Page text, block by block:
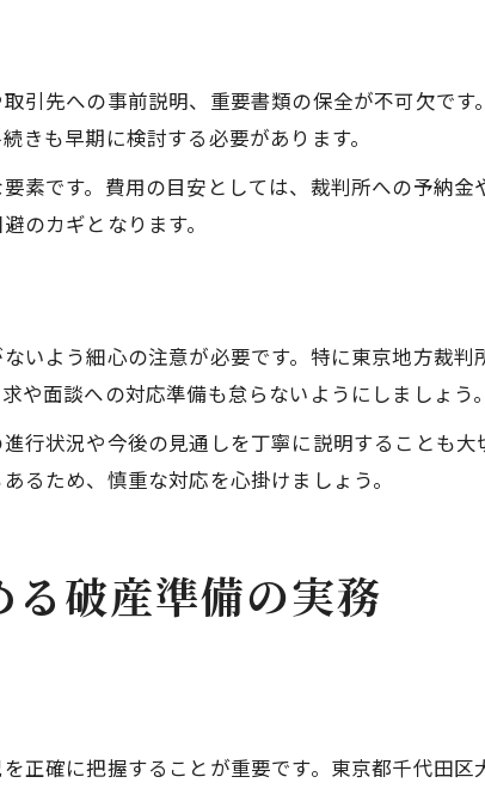
法人破産を実現する具体的な道筋
産を円滑に進めるための実践的手順
続き全体の進行管理と段取りのコツ
ズな破産実現に必要な準備事項とは
引先への事前説明、重要書類の保全が不可欠です
きも早期に検討する必要があります。
素です。費用の目安としては、裁判所への予納
のカギとなります。
いよう細心の注意が必要です。特に東京地方裁
面談への対応準備も怠らないようにしましょう。
行状況や今後の見通しを丁寧に説明することも
るため、慎重な対応を心掛けましょう。
破産準備の実務
正確に把握することが重要です。東京都千代田